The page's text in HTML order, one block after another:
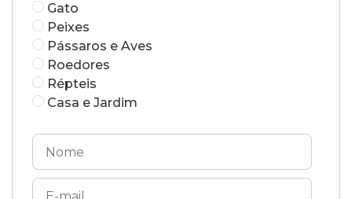
Gato
Peixes
Pássaros e Aves
Roedores
Répteis
Casa e Jardim